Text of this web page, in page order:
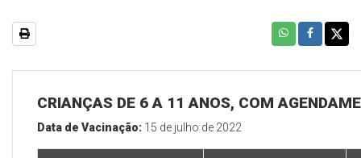
CRIANÇAS DE 6 A 11 ANOS, COM
Data de Vacinação: 15 de julho de 2022